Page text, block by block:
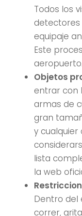
Todos los
detectores
equipaje
Este
aeropuerto.
Objetos
entrar con
armas de
gran
y
lista
la web
Dentro del
correr,